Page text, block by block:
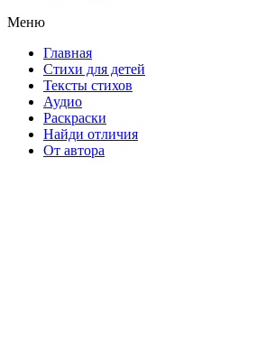
Меню
Главная
Стихи для детей
Тексты стихов
Аудио
Раскраски
Найди отличия
От автора